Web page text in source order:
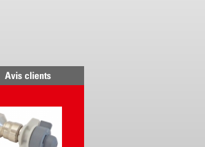
et buse à
d’action
lance de
Avis clients